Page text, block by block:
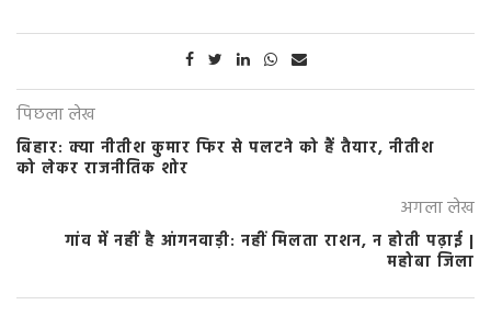
पिछला लेख
बिहार: क्या नीतीश कुमार फिर से पलटने को हैं तैयार, नीतीश
को लेकर राजनीतिक शोर
अगला लेख
गांव में नहीं है आंगनवाड़ी: नहीं मिलता राशन, न होती पढ़ाई |
महोबा जिला